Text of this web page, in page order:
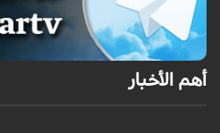
أهم الأخبار